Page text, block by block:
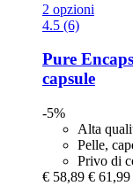
2 opzioni
4.5 (6)
Pure
capsule
-5%
Alta
Pelle,
Privo di
€ 58,89 € 61,99